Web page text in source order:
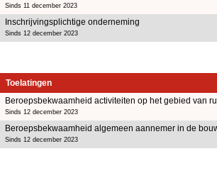
Sinds 11 december 2023
Inschrijvingsplichtige onderneming
Sinds 12 december 2023
Toelatingen
Beroepsbekwaamheid activiteiten op het gebied van
Sinds 12 december 2023
Beroepsbekwaamheid algemeen aannemer in de
Sinds 12 december 2023